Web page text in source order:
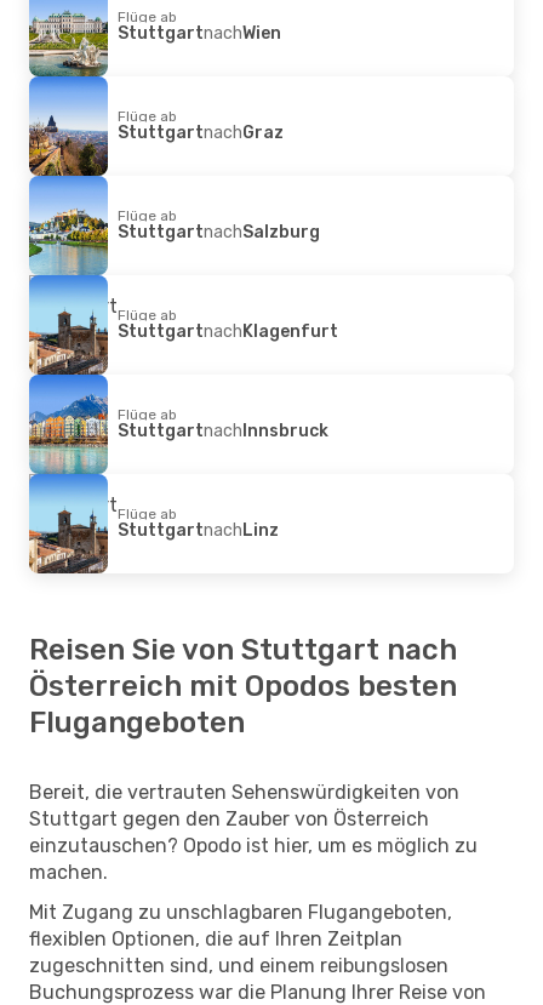
Flüge ab
StuttgartnachWien
Flüge ab
StuttgartnachGraz
Flüge ab
StuttgartnachSalzburg
Flüge ab
StuttgartnachKlagenfurt
Flüge ab
StuttgartnachInnsbruck
Flüge ab
StuttgartnachLinz
Reisen Sie von Stuttgart nach
Österreich mit Opodos besten
Flugangeboten
Bereit, die vertrauten Sehenswürdigkeiten von
Stuttgart gegen den Zauber von Österreich
einzutauschen? Opodo ist hier, um es möglich zu
machen.
Mit Zugang zu unschlagbaren Flugangeboten,
flexiblen Optionen, die auf Ihren Zeitplan
zugeschnitten sind, und einem reibungslosen
Buchungsprozess war die Planung Ihrer Reise von